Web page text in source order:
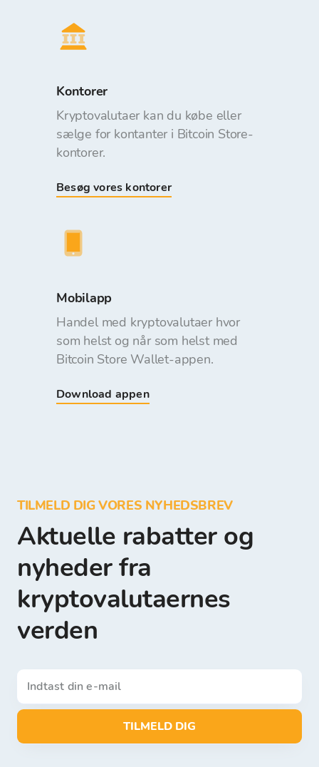
Kontorer
Kryptovalutaer kan du købe eller
sælge for kontanter i Bitcoin Store-
kontorer.
Besøg vores kontorer
Mobilapp
Handel med kryptovalutaer hvor
som helst og når som helst med
Bitcoin Store Wallet-appen.
Download appen
TILMELD DIG VORES NYHEDSBREV
Aktuelle rabatter og
nyheder fra
kryptovalutaernes
verden
TILMELD DIG